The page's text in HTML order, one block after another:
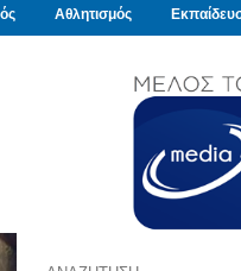
Αθλητισμός